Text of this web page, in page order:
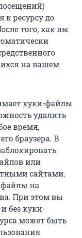
к ресурсу до
того, как вы
на вашем
куки-файлы
удалить
время,
браузера. В
или
сайтами.
на
При этом вы
без куки-
может быть